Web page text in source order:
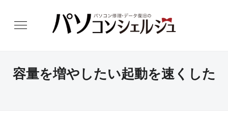
容量を増やしたい起動を速くした